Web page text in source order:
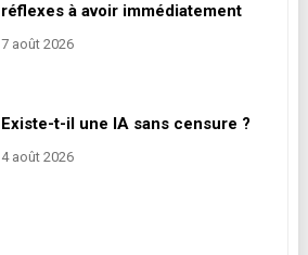
réflexes à avoir immédiatement
7 août 2026
Existe-t-il une IA sans censure ?
4 août 2026